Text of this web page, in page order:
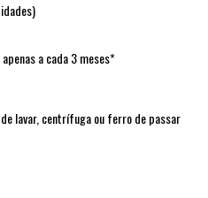
a cada 3 meses*
lavar, centrífuga ou ferro de passar